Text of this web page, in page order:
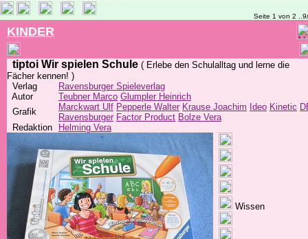
Seite 1 von 2
KINDER
tiptoi Wir spielen Schule ( Erlebe den Schulalltag und lerne die
Fächer kennen! )
Verlag
Ravensburger Spieleverlag
Autor
Teubner Marco Glumpler Heinrich
Grafik
Marckwart Ulf Pepperle Walter Krause Joachim Ideo Kinetic
Ravensburger Factor Product Bolze Vera
Redaktion
Helming Vera
Wissen